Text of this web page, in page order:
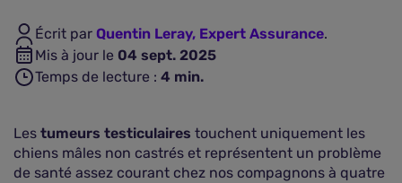
Écrit par Quentin Leray, Expert Assurance.
Mis à jour le 04 sept. 2025
Temps de lecture : 4 min.
Les tumeurs testiculaires touchent uniquement les
chiens mâles non castrés et représentent un problème
de santé assez courant chez nos compagnons à quatre